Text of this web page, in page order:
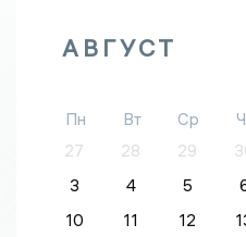
АВГУСТ
Пн Вт Ср
27
28 29
3
4 5
10
11 12